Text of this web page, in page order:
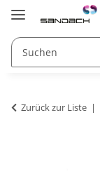
Zurück zur Liste